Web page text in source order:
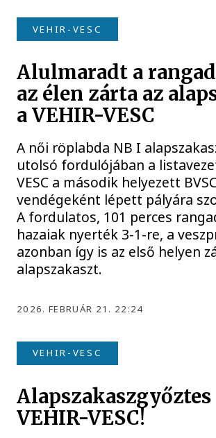
VEHIR-VESC
Alulmaradt a
az élen zárta az
a VEHIR-VESC
A női röplabda NB I
utolsó fordulójában a
VESC a második helyezett
vendégeként lépett pályára
A fordulatos, 101 perces
hazaiak nyerték 3-1-re, a
azonban így is az első helyen
alapszakaszt.
2026. FEBRUÁR 21. 22:24
VEHIR-VESC
Alapszakaszgyőztes
VEHIR-VESC!